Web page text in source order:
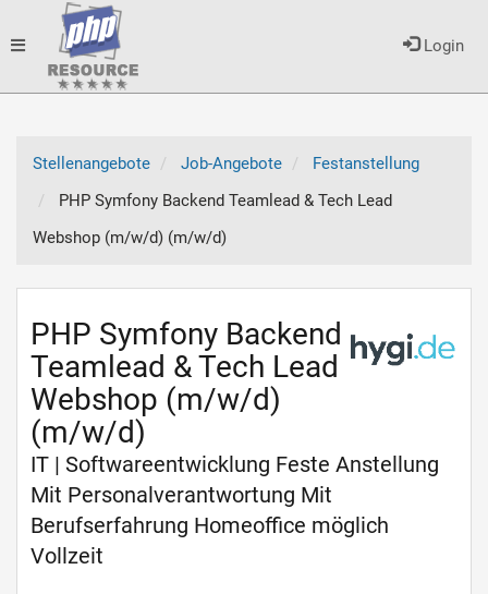
Login
Toggle
Stellenangebote
Job-Angebote
Festanstellung
PHP Symfony Backend Teamlead & Tech Lead
Webshop (m/w/d) (m/w/d)
PHP Symfony Backend
Teamlead & Tech Lead
Webshop (m/w/d)
(m/w/d)
IT | Softwareentwicklung Feste Anstellung
Mit Personalverantwortung Mit
Berufserfahrung Homeoffice möglich
Vollzeit